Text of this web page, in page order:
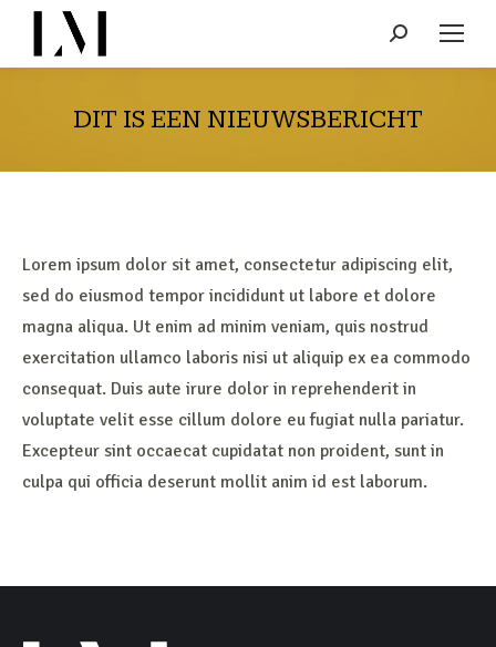
Search:
DIT IS EEN NIEUWSBERICHT
Lorem ipsum dolor sit amet, consectetur adipiscing elit,
sed do eiusmod tempor incididunt ut labore et dolore
magna aliqua. Ut enim ad minim veniam, quis nostrud
exercitation ullamco laboris nisi ut aliquip ex ea commodo
consequat. Duis aute irure dolor in reprehenderit in
voluptate velit esse cillum dolore eu fugiat nulla pariatur.
Excepteur sint occaecat cupidatat non proident, sunt in
culpa qui officia deserunt mollit anim id est laborum.